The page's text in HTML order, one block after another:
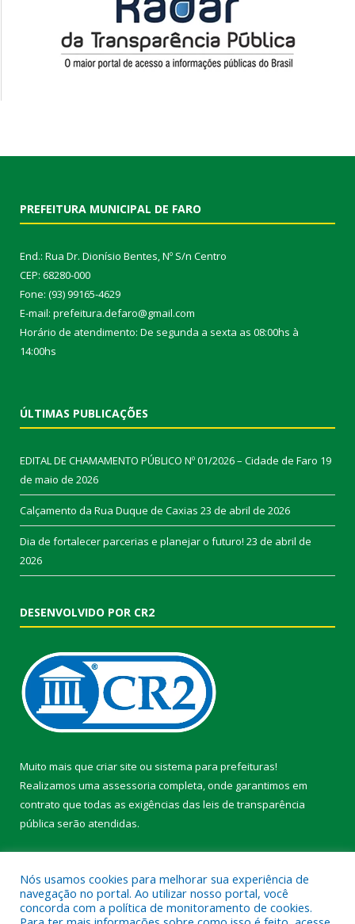
PREFEITURA MUNICIPAL DE FARO
End.: Rua Dr. Dionísio Bentes, Nº S/n Centro
CEP: 68280-000
Fone: (93) 99165-4629
E-mail: prefeitura.defaro@gmail.com
Horário de atendimento: De segunda a sexta as 08:00hs à
14:00hs
ÚLTIMAS PUBLICAÇÕES
EDITAL DE CHAMAMENTO PÚBLICO Nº 01/2026 – Cidade de Faro 19
de maio de 2026
Calçamento da Rua Duque de Caxias 23 de abril de 2026
Dia de fortalecer parcerias e planejar o futuro! 23 de abril de
2026
DESENVOLVIDO POR CR2
Muito mais que criar site ou sistema para prefeituras!
Realizamos uma assessoria completa, onde garantimos em
contrato que todas as exigências das leis de transparência
pública serão atendidas.
Nós usamos cookies para melhorar sua experiência de
navegação no portal. Ao utilizar nosso portal, você
concorda com a política de monitoramento de cookies.